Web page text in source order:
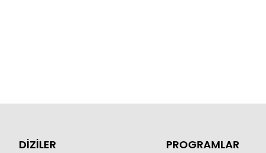
DİZİLER PROGRAMLAR